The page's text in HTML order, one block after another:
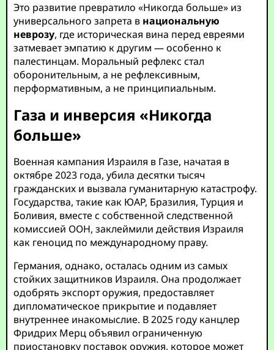
Это развитие превратило «Никогда больше» из
универсального запрета в национальную
неврозу, где историческая вина перед евреями
затмевает эмпатию к другим — особенно к
палестинцам. Моральный рефлекс стал
оборонительным, а не рефлексивным,
перформативным, а не принципиальным.
Газа и инверсия «Никогда
больше»
Военная кампания Израиля в Газе, начатая в
октябре 2023 года, убила десятки тысяч
гражданских и вызвала гуманитарную катастрофу.
Государства, такие как ЮАР, Бразилия, Турция и
Боливия, вместе с собственной следственной
комиссией ООН, заклеймили действия Израиля
как геноцид по международному праву.
Германия, однако, осталась одним из самых
стойких защитников Израиля. Она продолжает
одобрять экспорт оружия, предоставляет
дипломатическое прикрытие и подавляет
внутреннее инакомыслие. В 2025 году канцлер
Фридрих Мерц объявил ограниченную
приостановку поставок оружия, которое может